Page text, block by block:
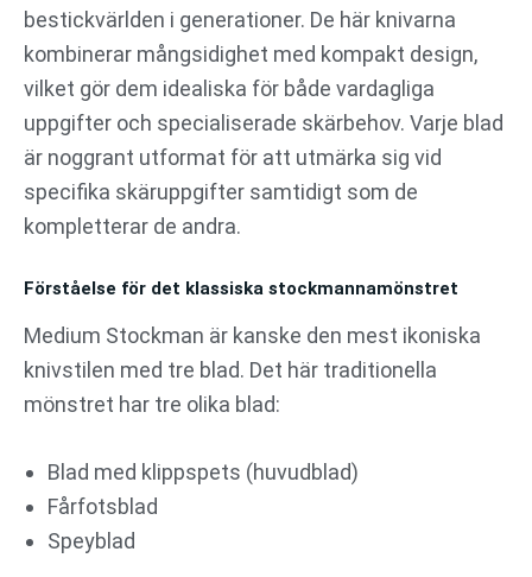
bestickvärlden i generationer. De här knivarna
kombinerar mångsidighet med kompakt design,
vilket gör dem idealiska för både vardagliga
uppgifter och specialiserade skärbehov. Varje blad
är noggrant utformat för att utmärka sig vid
specifika skäruppgifter samtidigt som de
kompletterar de andra.
Förståelse för det klassiska stockmannamönstret
Medium Stockman är kanske den mest ikoniska
knivstilen med tre blad. Det här traditionella
mönstret har tre olika blad:
Blad med klippspets (huvudblad)
Fårfotsblad
Speyblad